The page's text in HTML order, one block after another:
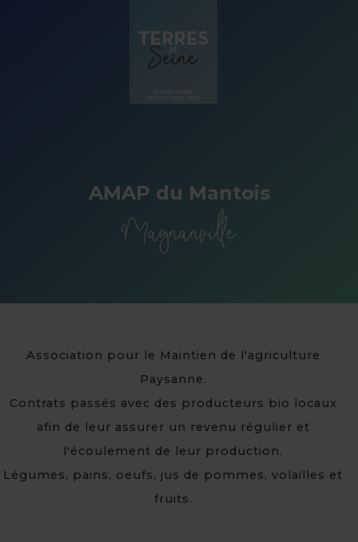
AMAP du Mantois
Magnanville
Association pour le Maintien de l'agriculture
Paysanne.
Contrats passés avec des producteurs bio locaux
afin de leur assurer un revenu régulier et
l'écoulement de leur production.
Légumes, pains, oeufs, jus de pommes, volailles et
fruits.